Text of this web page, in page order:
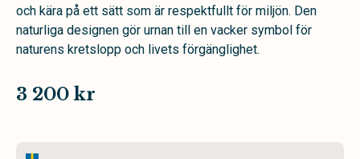
och kära på ett sätt som är respektfullt för miljön. Den
naturliga designen gör urnan till en vacker symbol för
naturens kretslopp och livets förgänglighet.
3 200 kr